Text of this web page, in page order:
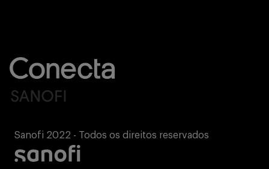
Sanofi 2022 - Todos os direitos reservados